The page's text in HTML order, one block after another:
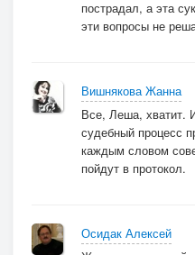
пострадал, а эта
эти вопросы не
Вишнякова Жанна
Все, Леша, хватит.
судебный процесс
каждым словом
пойдут в протокол.
Осидак Алексей